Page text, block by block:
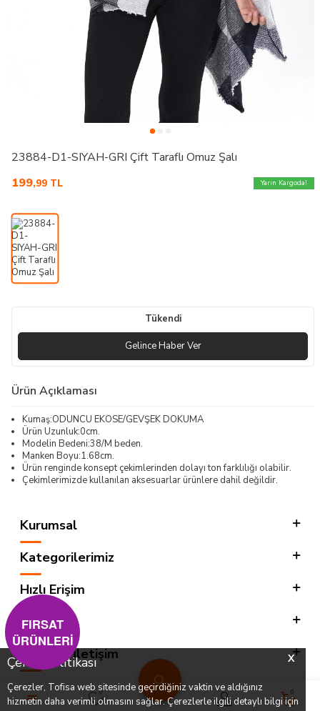
X
Çerez Politikası
Çerezler, Tofisa web sitesinde geçirdiğiniz vaktin ve aldığınız
hizmetin daha verimli olmasını sağlar. Çerezlerle ilgili detaylı bilgi için
0 0
23884-D1-SIYAH-GRI Çift Taraflı Omuz Şalı
199,99 TL Yarın Kargoda!
Tükendi
Gelince Haber Ver
Ürün Açıklaması
Kumaş:ODUNCU EKOSE/GEVŞEK DOKUMA
Ürün Uzunluk:0cm.
Modelin Bedeni:38/M beden.
Manken Boyu:1.68cm.
Ürün renginde konsept çekimlerinden dolayı ton farklılığı olabilir.
Çekimlerimizde kullanılan aksesuarlar ürünlere dahil değildir.
Kurumsal
Kategorilerimiz
Hızlı Erişim
Sosyal
Adres & İletişim
FIRSAT
ÜRÜNLERİ